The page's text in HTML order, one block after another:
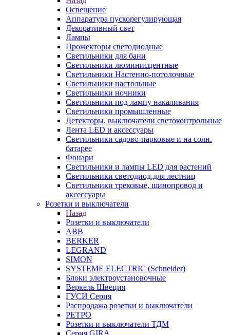
Освещение
Аппаратура пускорегулирующая
Декоративный свет
Лампы
Прожекторы светодиодные
Светильники для бани
Светильники люминисцентные
Светильники Настенно-потолочные
Светильники настольные
Светильники ночники
Светильники под лампу накаливания
Светильники промышленные
Детекторы, выключатели светоконтрольные
Лента LED и аксессуары
Светильники садово-парковые и на солн.
батарее
Фонари
Светильники и лампы LED для растений
Светильники светодиод.для лестниц
Светильники трековые, шинопровод и
аксессуары
Розетки и выключатели
Назад
Розетки и выключатели
ABB
BERKER
LEGRAND
SIMON
SYSTEME ELECTRIC (Schneider)
Блоки электроустановочные
Веркель Швеция
ГУСИ Серия
Распродажа розетки и выключатели
РЕТРО
Розетки и выключатели ТДМ